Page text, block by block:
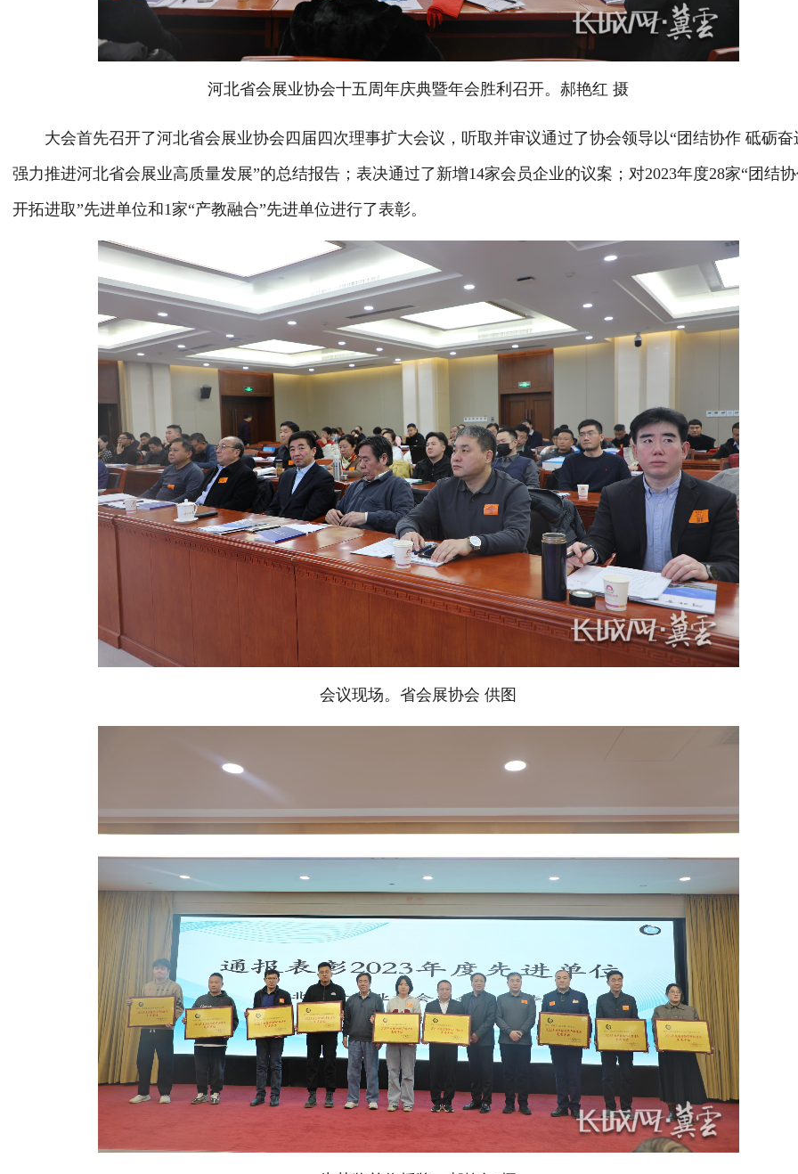
河北省会展业协会十五周年庆典暨年会胜利召开。郝艳红 摄
大会首先召开了河北省会展业协会四届四次理事扩大会议，听取并审议通过了协会领导以“团结协作 砥砺奋
强力推进河北省会展业高质量发展”的总结报告；表决通过了新增14家会员企业的议案；对2023年度28家“团结
开拓进取”先进单位和1家“产教融合”先进单位进行了表彰。
会议现场。省会展协会 供图